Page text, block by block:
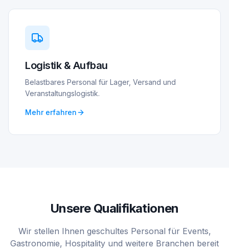
Logistik & Aufbau
Belastbares Personal für Lager, Versand und
Veranstaltungslogistik.
Mehr erfahren
Unsere Qualifikationen
Wir stellen Ihnen geschultes Personal für Events,
Gastronomie, Hospitality und weitere Branchen bereit